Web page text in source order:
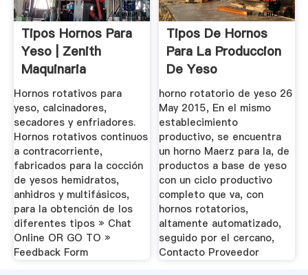
Tipos Hornos Para
Yeso | Zenith
Maquinaria
Hornos rotativos para
yeso, calcinadores,
secadores y enfriadores.
Hornos rotativos continuos
a contracorriente,
fabricados para la cocción
de yesos hemidratos,
anhidros y multifásicos,
para la obtención de los
diferentes tipos » Chat
Online OR GO TO »
Feedback Form
Tipos De Hornos
Para La Produccion
De Yeso
horno rotatorio de yeso 26
May 2015, En el mismo
establecimiento
productivo, se encuentra
un horno Maerz para la, de
productos a base de yeso
con un ciclo productivo
completo que va, con
hornos rotatorios,
altamente automatizado,
seguido por el cercano,
Contacto Proveedor